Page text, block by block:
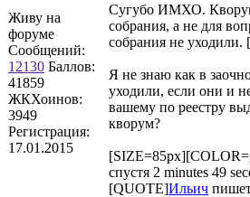
Живу на
форуме
Сообщений:
12130 Баллов:
41859
ЖКХоинов:
3949
Регистрация:
17.01.2015
Сугубо ИМХО.
собрания, а не для
собрания не
Я не знаю как в
уходили, если они и
вашему по реестру
кворум?
спустя 2 minutes 49
[QUOTE]Ильич